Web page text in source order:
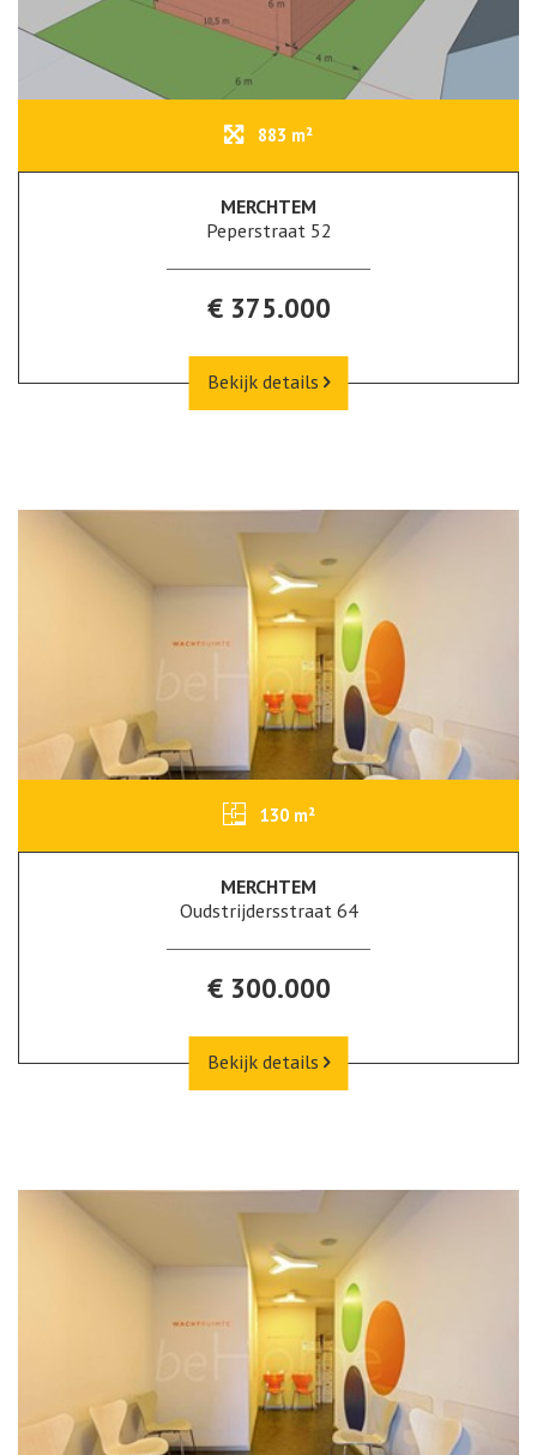
883 m²
MERCHTEM
Peperstraat 52
€ 375.000
Bekijk details
130 m²
MERCHTEM
Oudstrijdersstraat 64
€ 300.000
Bekijk details